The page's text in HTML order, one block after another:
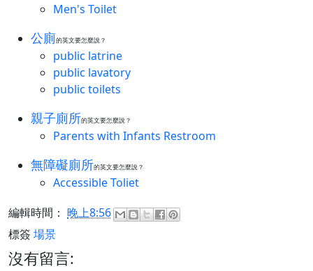
Men's Toilet
公廁的英文要怎麼說？
public latrine
public lavatory
public toilets
親子廁所的英文要怎麼說？
Parents with Infants Restroom
無障礙廁所的英文要怎麼說？
Accessible Toliet
編輯時間： 晚上8:56
標簽 場景
沒有留言: